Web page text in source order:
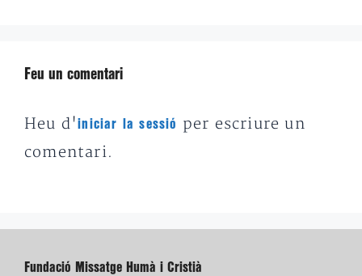
Feu un comentari
Heu d'iniciar la sessió
per escriure un
comentari.
Fundació Missatge Humà i Cristià